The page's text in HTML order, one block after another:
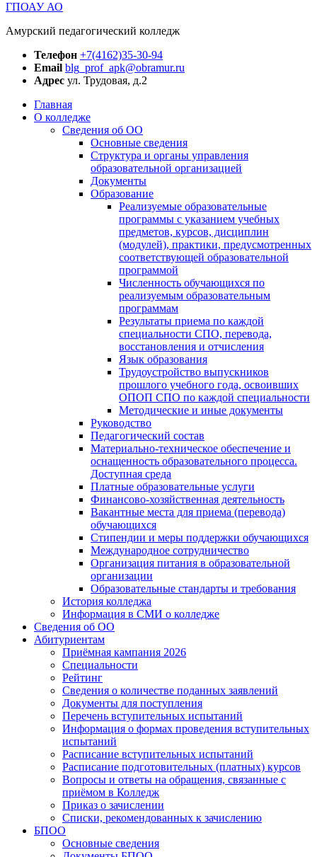
ГПОАУ АО
Амурский педагогический колледж
Телефон +7(4162)35-30-94
Email blg_prof_apk@obramur.ru
Адрес ул. Трудовая, д.2
Главная
О колледже
Сведения об ОО
Основные сведения
Структура и органы управления
образовательной организацией
Документы
Образование
Реализуемые образовательные
программы с указанием учебных
предметов, курсов, дисциплин
(модулей), практики, предусмотренных
соответствующей образовательной
программой
Численность обучающихся по
реализуемым образовательным
программам
Результаты приема по каждой
специальности СПО, перевода,
восстановления и отчисления
Язык образования
Трудоустройство выпускников
прошлого учебного года, освоивших
ОПОП СПО по каждой специальности
Методические и иные документы
Руководство
Педагогический состав
Материально-техническое обеспечение и
оснащенность образовательного процесса.
Доступная среда
Платные образовательные услуги
Финансово-хозяйственная деятельность
Вакантные места для приема (перевода)
обучающихся
Стипендии и меры поддержки обучающихся
Международное сотрудничество
Организация питания в образовательной
организации
Образовательные стандарты и требования
История колледжа
Информация в СМИ о колледже
Сведения об ОО
Абитуриентам
Приёмная кампания 2026
Специальности
Рейтинг
Сведения о количестве поданных заявлений
Документы для поступления
Перечень вступительных испытаний
Информация о формах проведения вступительных
испытаний
Расписание вступительных испытаний
Расписание подготовительных (платных) курсов
Вопросы и ответы на обращения, связанные с
приёмом в Колледж
Приказ о зачислении
Списки, рекомендованных к зачислению
БПОО
Основные сведения